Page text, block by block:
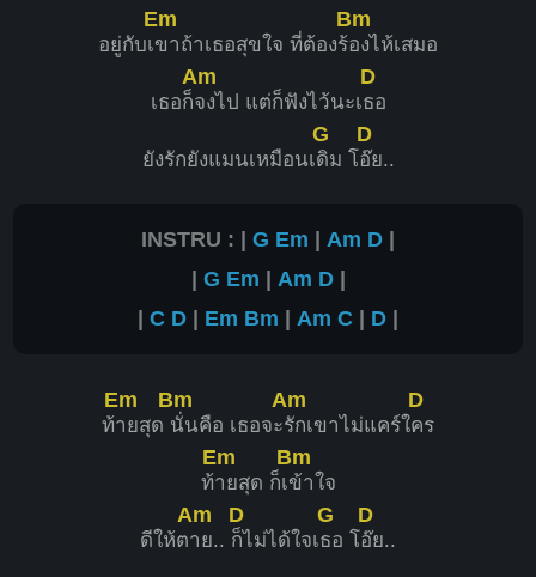
อยู่กับเ
Em
ขาถ้าเธอสุขใจ ที่ต้องร้
Bm
องไห้เสมอ
เธอก็
Am
จงไป แต่ก็ฟังไว้นะเ
D
ธอ
ยังรักยังแมนเหมือนเ
G
ดิม โ
D
อ๊ย..
INSTRU : | G Em | Am D |
| G Em | Am D|
| C D | Em Bm | Am C | D |
ท้
Em
ายสุด
Bm
นั่นคือ เธอจะ
Am
รักเขาไม่แคร์ใ
D
คร
ท้
Em
ายสุด ก็เ
Bm
ข้าใจ
ดีให้ต
Am
าย..
D
ก็ไม่ได้ใจเ
G
ธอ โ
D
อ๊ย..